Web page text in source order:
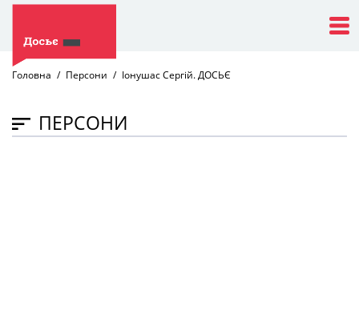
Головна Персони Іонушас Сергій. ДОСЬЄ
ПЕРСОНИ